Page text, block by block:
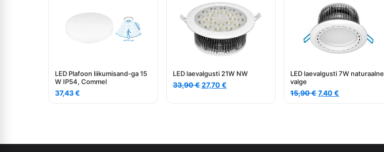
LED Plafoon liikumisand-ga 15
W IP54, Commel
37,43€
LED laevalgusti 21W NW
33,90€ Algne
27,70 €Current
LED laevalgusti 7W naturaalne
valge
15,90€Algne
7,40€